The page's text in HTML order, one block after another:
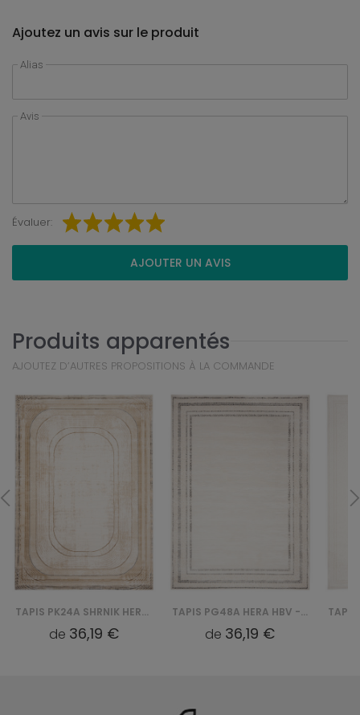
Ajoutez un avis sur le produit
Alias
Avis
Évaluer:
AJOUTER UN AVIS
Produits apparentés
AJOUTEZ D’AUTRES PROPOSITIONS À LA COMMANDE
TAPIS PK24A SHRNIK HERA HBV - KREMOWY
de 36,19 €
TAPIS PG48A HERA HBV - BIAŁY
de 36,19 €